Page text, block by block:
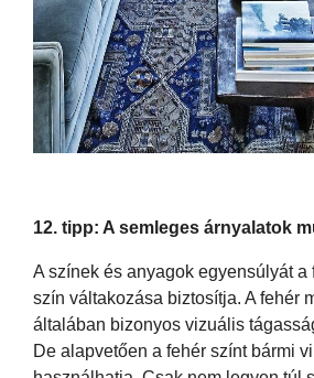
12. tipp: A semleges árnyalatok
A színek és anyagok egyensúlyát a
szín váltakozása biztosítja. A fehér
általában bizonyos vizuális
De alapvetően a fehér színt bármi